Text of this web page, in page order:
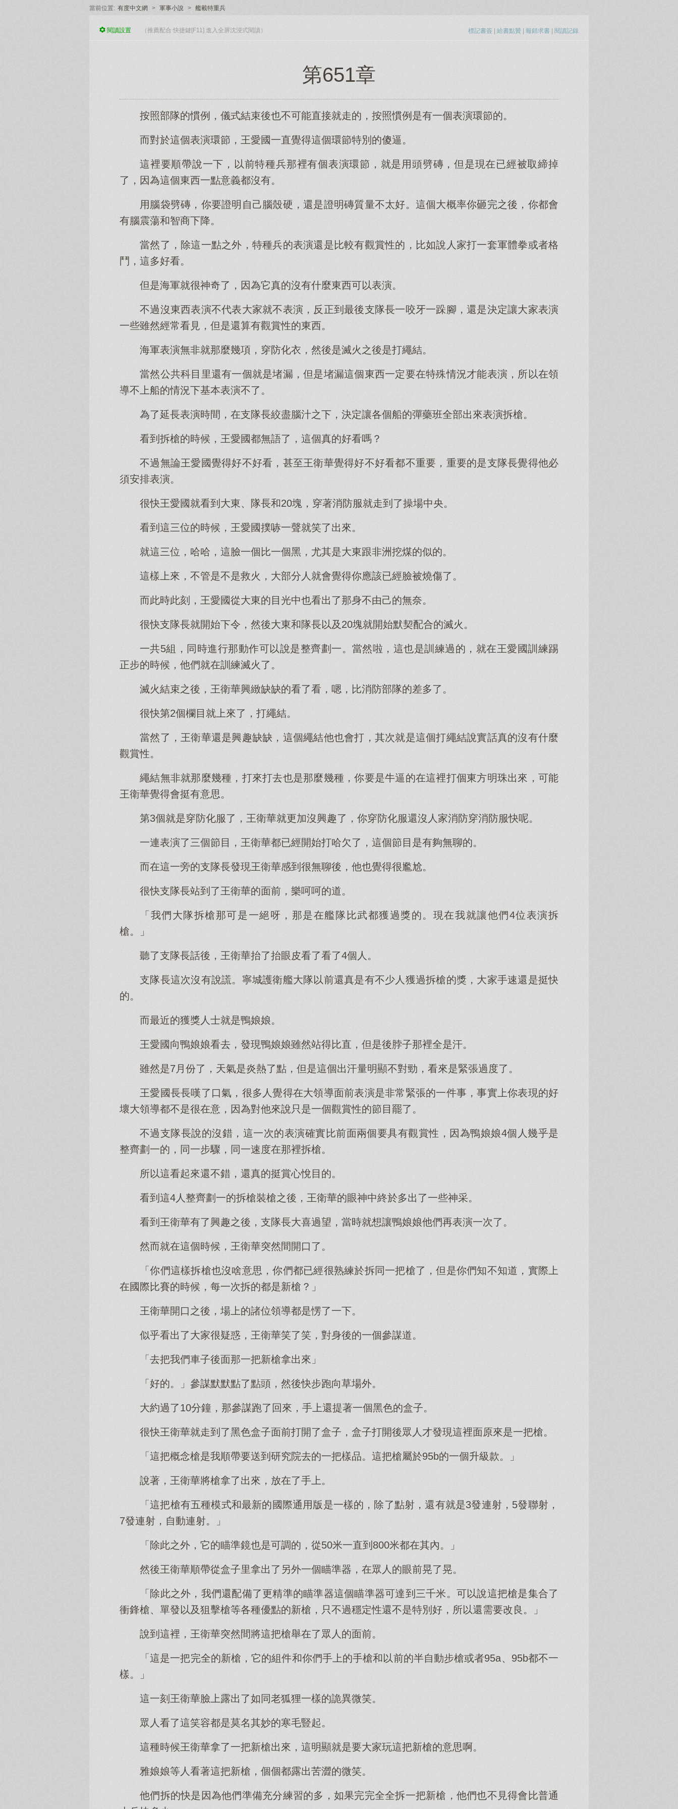
當前位置: 有度中文網 > 軍事小說 > 艦載特重兵
標記書簽 | 給書點贊 | 報錯求書 | 閱讀記錄
閱讀設置 （推薦配合 快捷鍵[F11] 進入全屏沈浸式閱讀）
第651章
按照部隊的慣例，儀式結束後也不可能直接就走的，按照慣例是有一個表演環節的。
而對於這個表演環節，王愛國一直覺得這個環節特別的傻逼。
這裡要順帶說一下，以前特種兵那裡有個表演環節，就是用頭劈磚，但是現在已經被取締掉
了，因為這個東西一點意義都沒有。
用腦袋劈磚，你要證明自己腦殼硬，還是證明磚質量不太好。這個大概率你砸完之後，你都會
有腦震蕩和智商下降。
當然了，除這一點之外，特種兵的表演還是比較有觀賞性的，比如說人家打一套軍體拳或者格
鬥，這多好看。
但是海軍就很神奇了，因為它真的沒有什麼東西可以表演。
不過沒東西表演不代表大家就不表演，反正到最後支隊長一咬牙一跺腳，還是決定讓大家表演
一些雖然經常看見，但是還算有觀賞性的東西。
海軍表演無非就那麼幾項，穿防化衣，然後是滅火之後是打繩結。
當然公共科目里還有一個就是堵漏，但是堵漏這個東西一定要在特殊情況才能表演，所以在領
導不上船的情況下基本表演不了。
為了延長表演時間，在支隊長絞盡腦汁之下，決定讓各個船的彈藥班全部出來表演拆槍。
看到拆槍的時候，王愛國都無語了，這個真的好看嗎？
不過無論王愛國覺得好不好看，甚至王衛華覺得好不好看都不重要，重要的是支隊長覺得他必
須安排表演。
很快王愛國就看到大東、隊長和20塊，穿著消防服就走到了操場中央。
看到這三位的時候，王愛國撲哧一聲就笑了出來。
就這三位，哈哈，這臉一個比一個黑，尤其是大東跟非洲挖煤的似的。
這樣上來，不管是不是救火，大部分人就會覺得你應該已經臉被燒傷了。
而此時此刻，王愛國從大東的目光中也看出了那身不由己的無奈。
很快支隊長就開始下令，然後大東和隊長以及20塊就開始默契配合的滅火。
一共5組，同時進行那動作可以說是整齊劃一。當然啦，這也是訓練過的，就在王愛國訓練踢
正步的時候，他們就在訓練滅火了。
滅火結束之後，王衛華興緻缺缺的看了看，嗯，比消防部隊的差多了。
很快第2個欄目就上來了，打繩結。
當然了，王衛華還是興趣缺缺，這個繩結他也會打，其次就是這個打繩結說實話真的沒有什麼
觀賞性。
繩結無非就那麼幾種，打來打去也是那麼幾種，你要是牛逼的在這裡打個東方明珠出來，可能
王衛華覺得會挺有意思。
第3個就是穿防化服了，王衛華就更加沒興趣了，你穿防化服還沒人家消防穿消防服快呢。
一連表演了三個節目，王衛華都已經開始打哈欠了，這個節目是有夠無聊的。
而在這一旁的支隊長發現王衛華感到很無聊後，他也覺得很尷尬。
很快支隊長站到了王衛華的面前，樂呵呵的道。
「我們大隊拆槍那可是一絕呀，那是在艦隊比武都獲過獎的。現在我就讓他們4位表演拆
槍。」
聽了支隊長話後，王衛華抬了抬眼皮看了看了4個人。
支隊長這次沒有說謊。寧城護衛艦大隊以前還真是有不少人獲過拆槍的獎，大家手速還是挺快
的。
而最近的獲獎人士就是鴨娘娘。
王愛國向鴨娘娘看去，發現鴨娘娘雖然站得比直，但是後脖子那裡全是汗。
雖然是7月份了，天氣是炎熱了點，但是這個出汗量明顯不對勁，看來是緊張過度了。
王愛國長長嘆了口氣，很多人覺得在大領導面前表演是非常緊張的一件事，事實上你表現的好
壞大領導都不是很在意，因為對他來說只是一個觀賞性的節目罷了。
不過支隊長說的沒錯，這一次的表演確實比前面兩個要具有觀賞性，因為鴨娘娘4個人幾乎是
整齊劃一的，同一步驟，同一速度在那裡拆槍。
所以這看起來還不錯，還真的挺賞心悅目的。
看到這4人整齊劃一的拆槍裝槍之後，王衛華的眼神中終於多出了一些神采。
看到王衛華有了興趣之後，支隊長大喜過望，當時就想讓鴨娘娘他們再表演一次了。
然而就在這個時候，王衛華突然間開口了。
「你們這樣拆槍也沒啥意思，你們都已經很熟練於拆同一把槍了，但是你們知不知道，實際上
在國際比賽的時候，每一次拆的都是新槍？」
王衛華開口之後，場上的諸位領導都是愣了一下。
似乎看出了大家很疑惑，王衛華笑了笑，對身後的一個參謀道。
「去把我們車子後面那一把新槍拿出來」
「好的。」參謀默默點了點頭，然後快步跑向草場外。
大約過了10分鐘，那參謀跑了回來，手上還提著一個黑色的盒子。
很快王衛華就走到了黑色盒子面前打開了盒子，盒子打開後眾人才發現這裡面原來是一把槍。
「這把概念槍是我順帶要送到研究院去的一把樣品。這把槍屬於95b的一個升級款。」
說著，王衛華將槍拿了出來，放在了手上。
「這把槍有五種模式和最新的國際通用版是一樣的，除了點射，還有就是3發連射，5發聯射，
7發連射，自動連射。」
「除此之外，它的瞄準鏡也是可調的，從50米一直到800米都在其內。」
然後王衛華順帶從盒子里拿出了另外一個瞄準器，在眾人的眼前晃了晃。
「除此之外，我們還配備了更精準的瞄準器這個瞄準器可達到三千米。可以說這把槍是集合了
衝鋒槍、單發以及狙擊槍等各種優點的新槍，只不過穩定性還不是特別好，所以還需要改良。」
說到這裡，王衛華突然間將這把槍舉在了眾人的面前。
「這是一把完全的新槍，它的組件和你們手上的手槍和以前的半自動步槍或者95a、95b都不一
樣。」
這一刻王衛華臉上露出了如同老狐狸一樣的詭異微笑。
眾人看了這笑容都是莫名其妙的寒毛豎起。
這種時候王衛華拿了一把新槍出來，這明顯就是要大家玩這把新槍的意思啊。
雅娘娘等人看著這把新槍，個個都露出苦澀的微笑。
他們拆的快是因為他們準備充分練習的多，如果完完全全拆一把新槍，他們也不見得會比普通